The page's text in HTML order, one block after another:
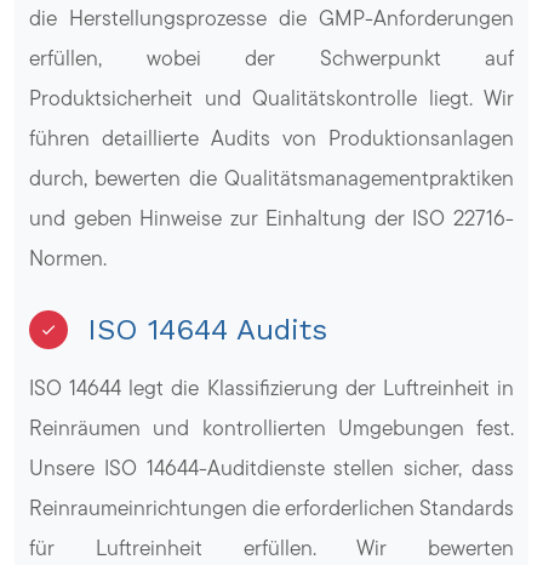
die Herstellungsprozesse die GMP-Anforderungen
erfüllen, wobei der Schwerpunkt auf
Produktsicherheit und Qualitätskontrolle liegt. Wir
führen detaillierte Audits von Produktionsanlagen
durch, bewerten die Qualitätsmanagementpraktiken
und geben Hinweise zur Einhaltung der ISO 22716-
Normen.
ISO 14644 Audits
ISO 14644 legt die Klassifizierung der Luftreinheit in
Reinräumen und kontrollierten Umgebungen fest.
Unsere ISO 14644-Auditdienste stellen sicher, dass
Reinraumeinrichtungen die erforderlichen Standards
für Luftreinheit erfüllen. Wir bewerten